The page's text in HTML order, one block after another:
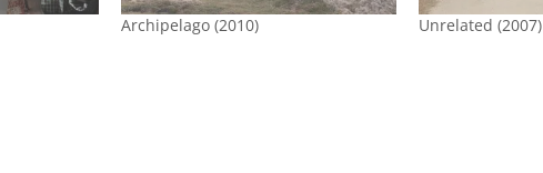
Archipelago (2010) Unrelated (2007)